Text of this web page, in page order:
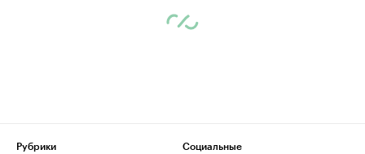
Рубрики
Социальные